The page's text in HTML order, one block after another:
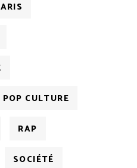
POP CULTURE
RAP
SOCIÉTÉ